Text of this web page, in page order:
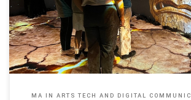
MA IN ARTS TECH AND DIGITAL